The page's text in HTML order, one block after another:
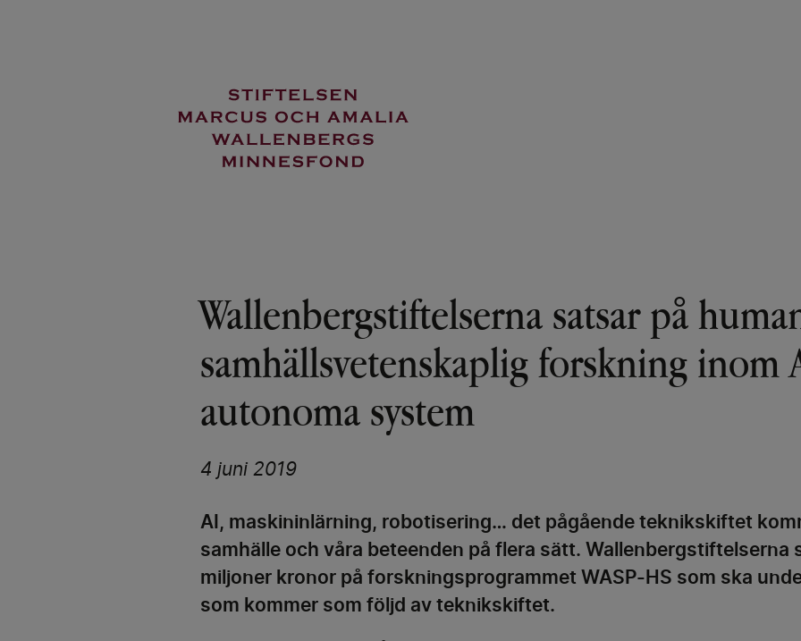
Wallenbergstiftelserna satsar på
samhällsvetenskaplig forskning inom
autonoma system
4 juni 2019
AI, maskininlärning, robotisering… det pågående teknikskiftet
samhälle och våra beteenden på flera sätt. Wallenbergstiftelserna
miljoner kronor på forskningsprogrammet WASP-HS som ska
som kommer som följd av teknikskiftet.